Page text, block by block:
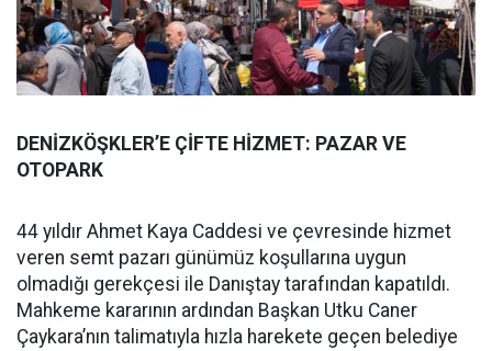
DENİZKÖŞKLER’E ÇİFTE HİZMET: PAZAR VE
OTOPARK
44 yıldır Ahmet Kaya Caddesi ve çevresinde hizmet
veren semt pazarı günümüz koşullarına uygun
olmadığı gerekçesi ile Danıştay tarafından kapatıldı.
Mahkeme kararının ardından Başkan Utku Caner
Çaykara’nın talimatıyla hızla harekete geçen belediye